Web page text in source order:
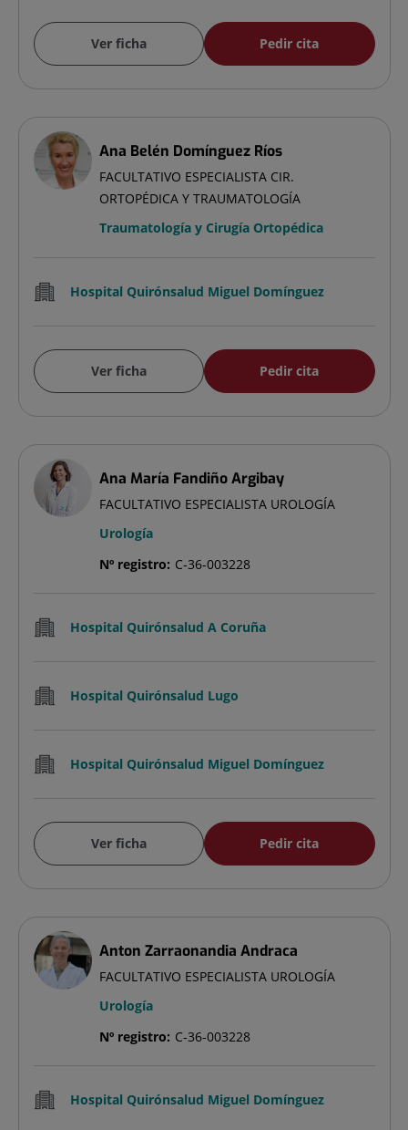
Ver ficha Pedir cita
Ana Belén Domínguez Ríos
FACULTATIVO ESPECIALISTA CIR.
ORTOPÉDICA Y TRAUMATOLOGÍA
Traumatología y Cirugía Ortopédica
Hospital Quirónsalud Miguel Domínguez
Ver ficha Pedir cita
Ana María Fandiño Argibay
FACULTATIVO ESPECIALISTA UROLOGÍA
Urología
Nº registro: C-36-003228
Hospital Quirónsalud A Coruña
Hospital Quirónsalud Lugo
Hospital Quirónsalud Miguel Domínguez
Ver ficha Pedir cita
Anton Zarraonandia Andraca
FACULTATIVO ESPECIALISTA UROLOGÍA
Urología
Nº registro: C-36-003228
Hospital Quirónsalud Miguel Domínguez